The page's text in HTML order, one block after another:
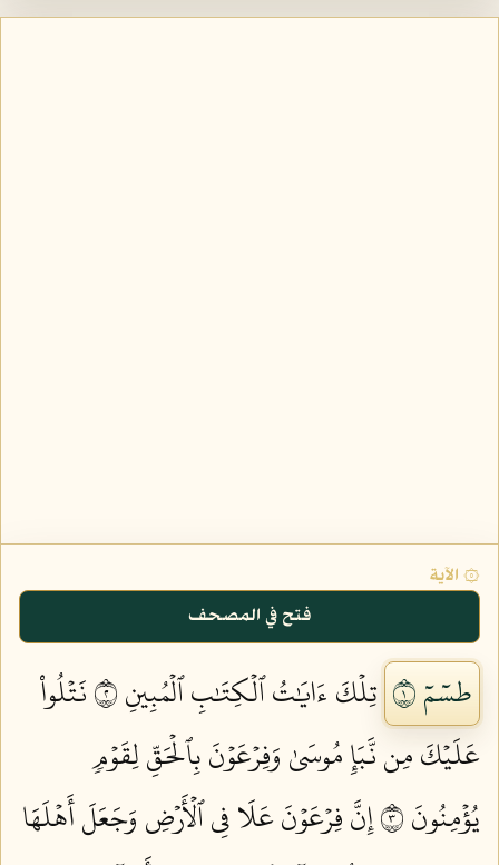
۞ الآية
فتح في المصحف
طسٓمٓ ١ تِلۡكَ ءَايَٰتُ ٱلۡكِتَٰبِ ٱلۡمُبِينِ ٢
نَتۡلُواْ
عَلَيۡكَ مِن نَّبَإِ مُوسَىٰ وَفِرۡعَوۡنَ بِٱلۡحَقِّ لِقَوۡمٖ
يُؤۡمِنُونَ ٣
إِنَّ فِرۡعَوۡنَ عَلَا فِي ٱلۡأَرۡضِ وَجَعَلَ أَهۡلَهَا